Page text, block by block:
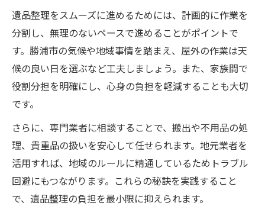
遺品整理をスムーズに進めるためには、計画的に作業を
分割し、無理のないペースで進めることがポイントで
す。勝浦市の気候や地域事情を踏まえ、屋外の作業は天
候の良い日を選ぶなど工夫しましょう。また、家族間で
役割分担を明確にし、心身の負担を軽減することも大切
です。
さらに、専門業者に相談することで、搬出や不用品の処
理、貴重品の扱いを安心して任せられます。地元業者を
活用すれば、地域のルールに精通しているためトラブル
回避にもつながります。これらの秘訣を実践すること
で、遺品整理の負担を最小限に抑えられます。